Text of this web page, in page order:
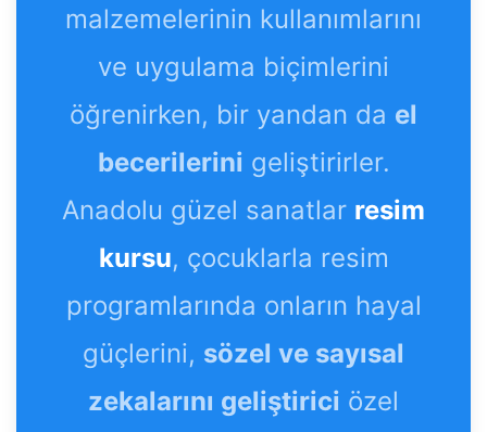
malzemelerinin kullanımlarını
ve uygulama biçimlerini
öğrenirken, bir yandan da el
becerilerini geliştirirler.
Anadolu güzel sanatlar resim
kursu, çocuklarla resim
programlarında onların hayal
güçlerini, sözel ve sayısal
zekalarını geliştirici özel